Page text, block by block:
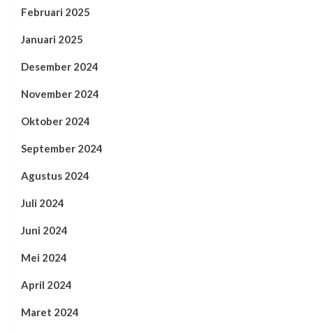
Februari 2025
Januari 2025
Desember 2024
November 2024
Oktober 2024
September 2024
Agustus 2024
Juli 2024
Juni 2024
Mei 2024
April 2024
Maret 2024